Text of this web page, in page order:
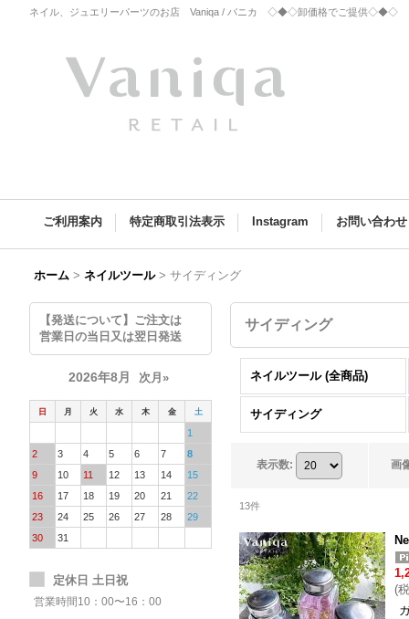
ネイル、ジュエリーパーツのお店 Vaniqa / バニカ ◇◆◇卸価格でご提供
ご利用案内 特定商取引法表示 Instagram お問い合わせ
ホーム > ネイルツール > サイディング
【発送について】ご注文は
営業日の当日又は翌日発送
2026年8月 次月»
日 月 火 水 木 金 土
1
2
3 4 5 6 7
8
9
10 11 12 13 14
15
16
17 18 19 20 21
22
23
24 25 26 27 28
29
30
31
定休日 土日祝
営業時間10：00〜16：00
サイディング
ネイルツール (全商品)
サイディング
表示数: 画
13件
(